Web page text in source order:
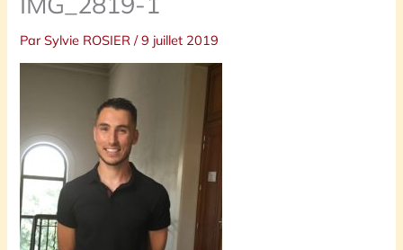
ParSylvie ROSIER/9 juillet 2019